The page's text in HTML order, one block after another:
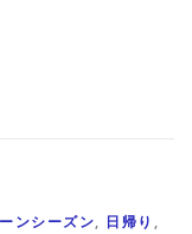
ンシーズン, 日帰り ,